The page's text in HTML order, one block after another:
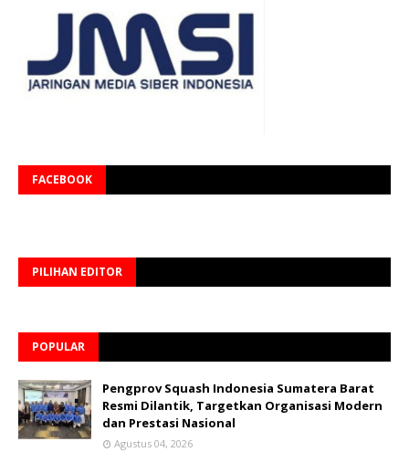
FACEBOOK
PILIHAN EDITOR
POPULAR
Pengprov Squash Indonesia Sumatera Barat
Resmi Dilantik, Targetkan Organisasi Modern
dan Prestasi Nasional
Agustus 04, 2026